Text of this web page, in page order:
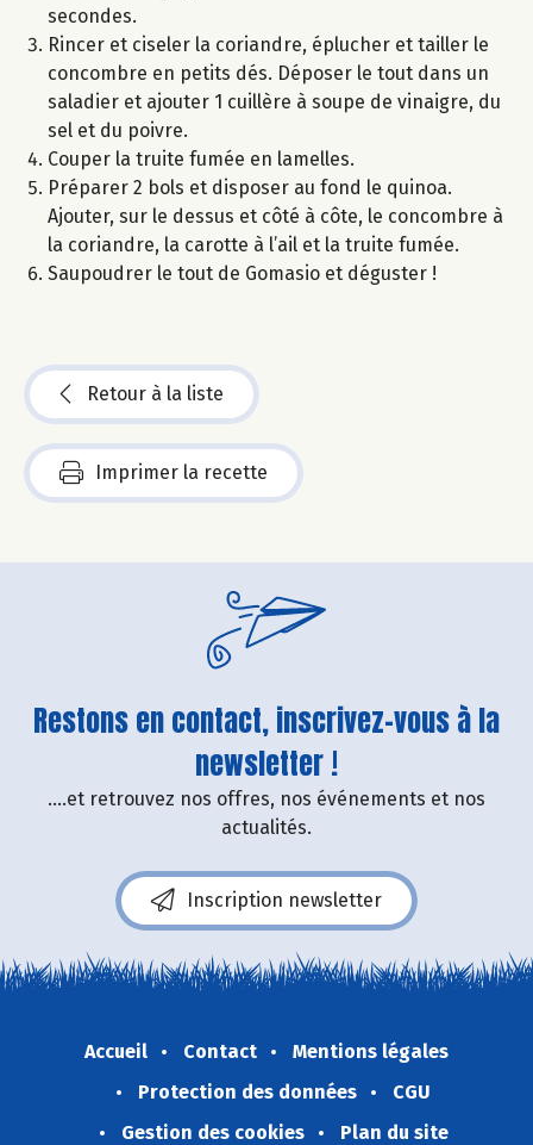
secondes.
Rincer et ciseler la coriandre, éplucher et tailler le
concombre en petits dés. Déposer le tout dans un
saladier et ajouter 1 cuillère à soupe de vinaigre, du
sel et du poivre.
Couper la truite fumée en lamelles.
Préparer 2 bols et disposer au fond le quinoa.
Ajouter, sur le dessus et côté à côte, le concombre à
la coriandre, la carotte à l’ail et la truite fumée.
Saupoudrer le tout de Gomasio et déguster !
Retour à la liste
Imprimer la recette
Restons en contact, inscrivez-vous à la
newsletter !
....et retrouvez nos offres, nos événements et nos
actualités.
Inscription newsletter
Accueil Contact
Mentions légales
Protection des données
CGU
Gestion des cookies
Plan du site